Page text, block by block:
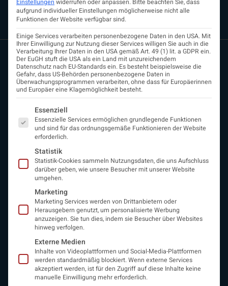
ÖGN
Über uns
Beirat
Arbeitsgemeinschaften
assoziierte Gesellschaften
Fördermitglieder
Entwicklung der Neurologoie
Neurologiereport
Statuten
Protokolle
Kontakt
Impressum
Einstellungen widerrufen oder anpassen. Bitte beachten Sie, dass
aufgrund individueller Einstellungen möglicherweise nicht alle
Funktionen der Website verfügbar sind.
Einige Services verarbeiten personenbezogene Daten in den USA. Mit
Ihrer Einwilligung zur Nutzung dieser Services willigen Sie auch in die
Verarbeitung Ihrer Daten in den USA gemäß Art. 49 (1) lit. a GDPR ein.
Der EuGH stuft die USA als ein Land mit unzureichendem
Datenschutz nach EU-Standards ein. Es besteht beispielsweise die
Gefahr, dass US-Behörden personenbezogene Daten in
Überwachungsprogrammen verarbeiten, ohne dass für Europäerinnen
und Europäer eine Klagemöglichkeit besteht.
Es folgt eine Liste der Service-Gruppen, für die eine
Essenziell
Essenzielle Services ermöglichen grundlegende Funktionen
und sind für das ordnungsgemäße Funktionieren der Website
erforderlich.
Statistik
Statistik-Cookies sammeln Nutzungsdaten, die uns Aufschluss
darüber geben, wie unsere Besucher mit unserer Website
umgehen.
Marketing
Marketing Services werden von Drittanbietern oder
Herausgebern genutzt, um personalisierte Werbung
anzuzeigen. Sie tun dies, indem sie Besucher über Websites
hinweg verfolgen.
Externe Medien
Inhalte von Videoplattformen und Social-Media-Plattformen
werden standardmäßig blockiert. Wenn externe Services
akzeptiert werden, ist für den Zugriff auf diese Inhalte keine
manuelle Einwilligung mehr erforderlich.